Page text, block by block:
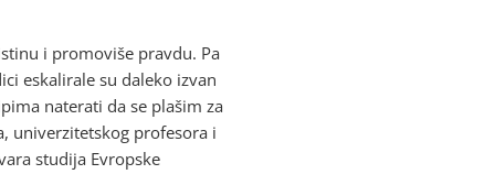
i promoviše pravdu. Pa
eskalirale su daleko izvan
naterati da se plašim za
univerzitetskog profesora i
studija Evropske